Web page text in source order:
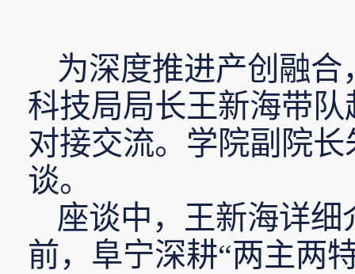
为深度推进产创融
科技局局长王新海带
对接交流。学院副院
谈。
座谈中，王新海详
前，阜宁深耕“两主两